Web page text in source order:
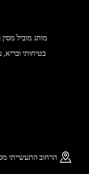
בטיחותי